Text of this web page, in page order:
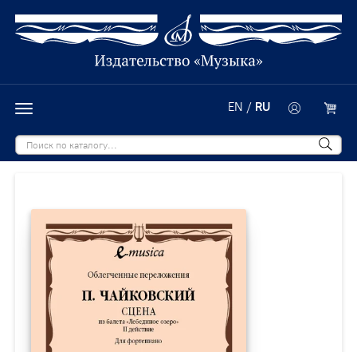
EN / RU